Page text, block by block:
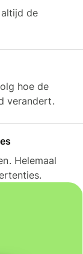
de
hoe de
verandert.
Helemaal